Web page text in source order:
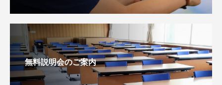
無料説明会のご案内